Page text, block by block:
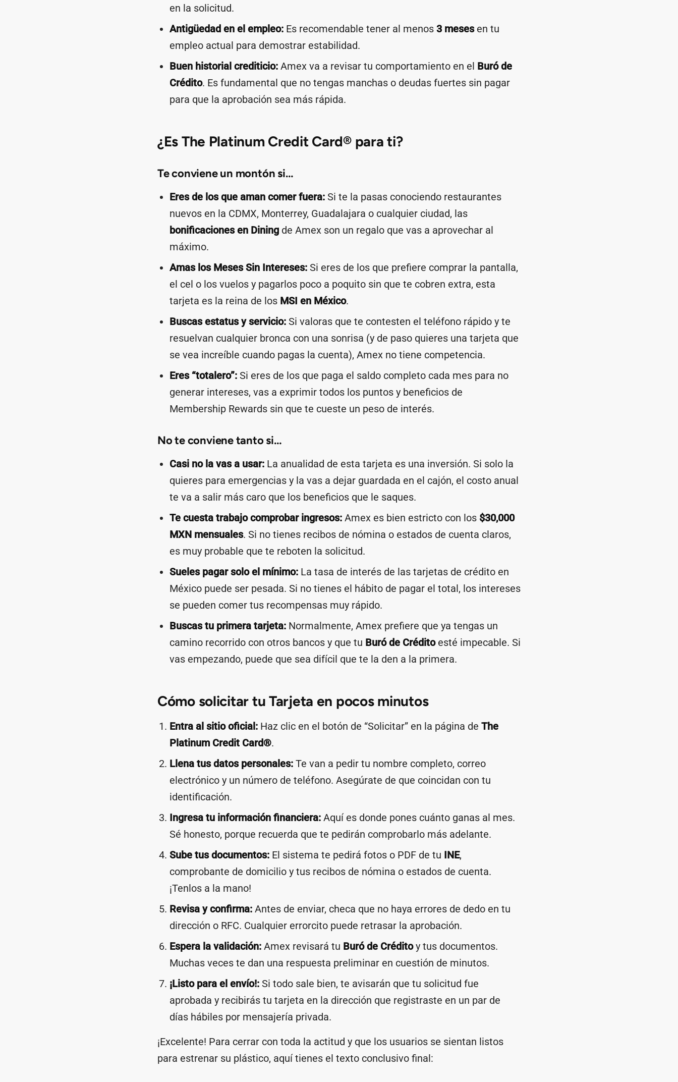
en la solicitud.
Antigüedad en el empleo: Es recomendable tener al menos 3 mesesen tu
empleo actual para demostrar estabilidad.
Buen historial crediticio: Amex va a revisar tu comportamiento en el Buró de
Crédito. Es fundamental que no tengas manchas o deudas fuertes sin pagar
para que la aprobación sea más rápida.
¿Es The Platinum Credit Card® para ti?
Te conviene un montón si…
Eres de los que aman comer fuera: Si te la pasas conociendo restaurantes
nuevos en la CDMX, Monterrey, Guadalajara o cualquier ciudad, las
bonificaciones en Dining de Amex son un regalo que vas a aprovechar al
máximo.
Amas los Meses Sin Intereses: Si eres de los que prefiere comprar la pantalla,
el cel o los vuelos y pagarlos poco a poquito sin que te cobren extra, esta
tarjeta es la reina de los MSI en México.
Buscas estatus y servicio: Si valoras que te contesten el teléfono rápido y te
resuelvan cualquier bronca con una sonrisa (y de paso quieres una tarjeta que
se vea increíble cuando pagas la cuenta), Amex no tiene competencia.
Eres “totalero”: Si eres de los que paga el saldo completo cada mes para no
generar intereses, vas a exprimir todos los puntos y beneficios de
Membership Rewards sin que te cueste un peso de interés.
No te conviene tanto si…
Casi no la vas a usar: La anualidad de esta tarjeta es una inversión. Si solo la
quieres para emergencias y la vas a dejar guardada en el cajón, el costo anual
te va a salir más caro que los beneficios que le saques.
Te cuesta trabajo comprobar ingresos: Amex es bien estricto con los $30,000
MXN mensuales. Si no tienes recibos de nómina o estados de cuenta claros,
es muy probable que te reboten la solicitud.
Sueles pagar solo el mínimo: La tasa de interés de las tarjetas de crédito en
México puede ser pesada. Si no tienes el hábito de pagar el total, los intereses
se pueden comer tus recompensas muy rápido.
Buscas tu primera tarjeta: Normalmente, Amex prefiere que ya tengas un
camino recorrido con otros bancos y que tu Buró de Créditoesté impecable. Si
vas empezando, puede que sea difícil que te la den a la primera.
Cómo solicitar tu Tarjeta en pocos minutos
Entra al sitio oficial: Haz clic en el botón de “Solicitar” en la página de The
Platinum Credit Card®.
Llena tus datos personales: Te van a pedir tu nombre completo, correo
electrónico y un número de teléfono. Asegúrate de que coincidan con tu
identificación.
Ingresa tu información financiera: Aquí es donde pones cuánto ganas al mes.
Sé honesto, porque recuerda que te pedirán comprobarlo más adelante.
Sube tus documentos: El sistema te pedirá fotos o PDF de tu INE,
comprobante de domicilio y tus recibos de nómina o estados de cuenta.
¡Tenlos a la mano!
Revisa y confirma: Antes de enviar, checa que no haya errores de dedo en tu
dirección o RFC. Cualquier errorcito puede retrasar la aprobación.
Espera la validación: Amex revisará tu Buró de Créditoy tus documentos.
Muchas veces te dan una respuesta preliminar en cuestión de minutos.
¡Listo para el envío!: Si todo sale bien, te avisarán que tu solicitud fue
aprobada y recibirás tu tarjeta en la dirección que registraste en un par de
días hábiles por mensajería privada.
¡Excelente! Para cerrar con toda la actitud y que los usuarios se sientan listos
para estrenar su plástico, aquí tienes el texto conclusivo final: